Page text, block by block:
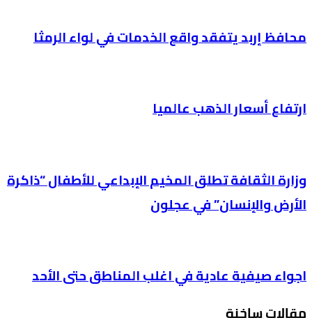
محافظ إربد يتفقد واقع الخدمات في لواء الرمثا
ارتفاع أسعار الذهب عالميا
وزارة الثقافة تطلق المخيم الإبداعي للأطفال “ذاكرة
الأرض والإنسان” في عجلون
اجواء صيفية عادية في اغلب المناطق حتى الأحد
مقالات ساخنة